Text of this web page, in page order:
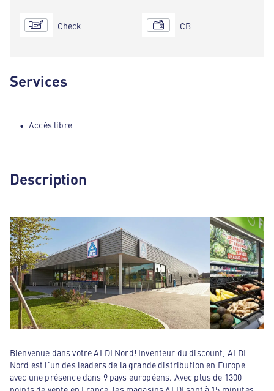
Check CB
Services
Accès libre
Description
Bienvenue dans votre ALDI Nord! Inventeur du discount, ALDI
Nord est l'un des leaders de la grande distribution en Europe
avec une présence dans 9 pays européens. Avec plus de 1300